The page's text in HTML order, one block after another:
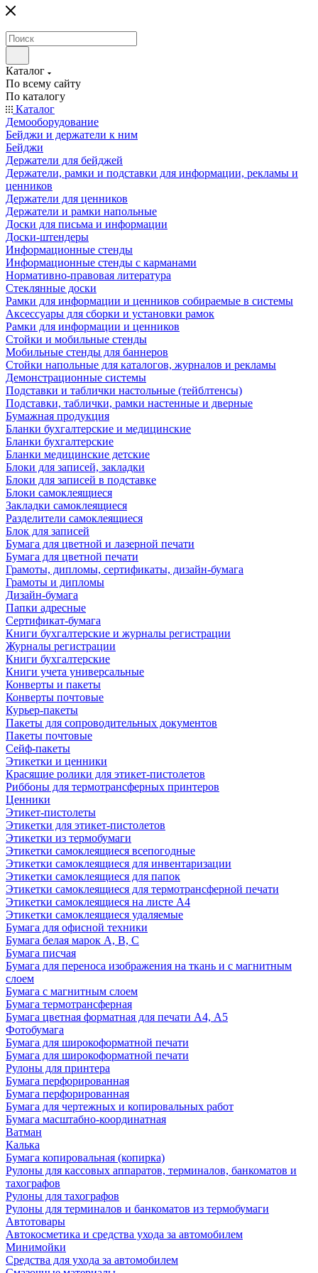
Каталог
По всему сайту
По каталогу
Каталог
Демооборудование
Бейджи и держатели к ним
Бейджи
Держатели для бейджей
Держатели, рамки и подставки для информации, рекламы и
ценников
Держатели для ценников
Держатели и рамки напольные
Доски для письма и информации
Доски-штендеры
Информационные стенды
Информационные стенды с карманами
Нормативно-правовая литература
Стеклянные доски
Рамки для информации и ценников собираемые в системы
Аксессуары для сборки и установки рамок
Рамки для информации и ценников
Стойки и мобильные стенды
Мобильные стенды для баннеров
Стойки напольные для каталогов, журналов и рекламы
Демонстрационные системы
Подставки и таблички настольные (тейблтенсы)
Подставки, таблички, рамки настенные и дверные
Бумажная продукция
Бланки бухгалтерские и медицинские
Бланки бухгалтерские
Бланки медицинские детские
Блоки для записей, закладки
Блоки для записей в подставке
Блоки самоклеящиеся
Закладки самоклеящиеся
Разделители самоклеящиеся
Блок для записей
Бумага для цветной и лазерной печати
Бумага для цветной печати
Грамоты, дипломы, сертификаты, дизайн-бумага
Грамоты и дипломы
Дизайн-бумага
Папки адресные
Сертификат-бумага
Книги бухгалтерские и журналы регистрации
Журналы регистрации
Книги бухгалтерские
Книги учета универсальные
Конверты и пакеты
Конверты почтовые
Курьер-пакеты
Пакеты для сопроводительных документов
Пакеты почтовые
Сейф-пакеты
Этикетки и ценники
Красящие ролики для этикет-пистолетов
Риббоны для термотрансферных принтеров
Ценники
Этикет-пистолеты
Этикетки для этикет-пистолетов
Этикетки из термобумаги
Этикетки самоклеящиеся всепогодные
Этикетки самоклеящиеся для инвентаризации
Этикетки самоклеящиеся для папок
Этикетки самоклеящиеся для термотрансферной печати
Этикетки самоклеящиеся на листе А4
Этикетки самоклеящиеся удаляемые
Бумага для офисной техники
Бумага белая марок А, В, С
Бумага писчая
Бумага для переноса изображения на ткань и с магнитным
слоем
Бумага с магнитным слоем
Бумага термотрансферная
Бумага цветная форматная для печати А4, А5
Фотобумага
Бумага для широкоформатной печати
Бумага для широкоформатной печати
Рулоны для принтера
Бумага перфорированная
Бумага перфорированная
Бумага для чертежных и копировальных работ
Бумага масштабно-координатная
Ватман
Калька
Бумага копировальная (копирка)
Рулоны для кассовых аппаратов, терминалов, банкоматов и
тахографов
Рулоны для тахографов
Рулоны для терминалов и банкоматов из термобумаги
Автотовары
Автокосметика и средства ухода за автомобилем
Минимойки
Средства для ухода за автомобилем